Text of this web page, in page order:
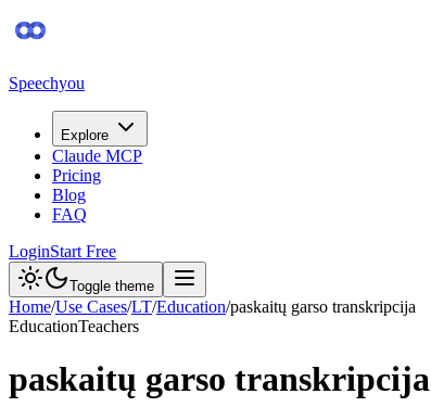
Speechyou
Explore
Claude MCP
Pricing
Blog
FAQ
LoginStart Free
Toggle theme
Home/Use Cases/LT/Education/paskaitų garso transkripcija
EducationTeachers
paskaitų garso transkripcija